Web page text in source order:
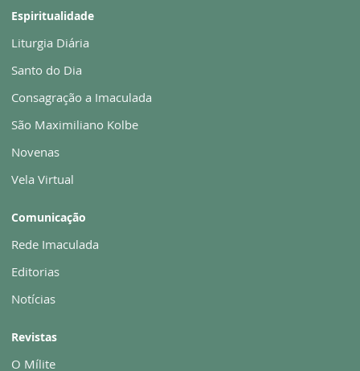
Espiritualidade
Liturgia Diária
Santo do Dia
Consagração a Imaculada
São Maximiliano Kolbe
Novenas
Vela Virtual
Comunicação
Rede Imaculada
Editorias
Notícias
Revistas
O Mílite